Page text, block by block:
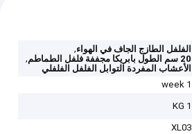
الفلفل الطازج الجاف في الهواء,
20 سم الطول بابريكا مجففة فلفل الطماطم
,
الأعشاب المفردة التوابل الفلفل الفلفلي
1 week
1 KG
XL03